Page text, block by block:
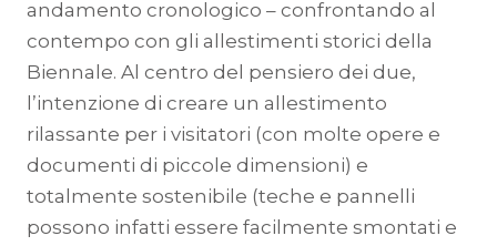
andamento cronologico – confrontando al
contempo con gli allestimenti storici della
Biennale. Al centro del pensiero dei due,
l’intenzione di creare un allestimento
rilassante per i visitatori (con molte opere e
documenti di piccole dimensioni) e
totalmente sostenibile (teche e pannelli
possono infatti essere facilmente smontati e